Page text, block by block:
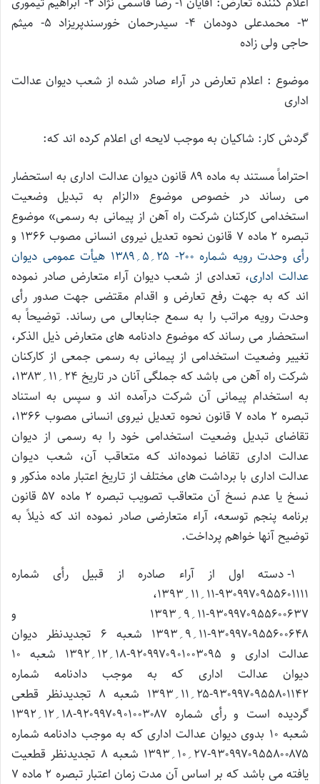
۳- محمدعلی دودمان ۴- سیدرحمان خورسندپریزاد ۵- میثم
حاجی ولی زاده
موضوع : اعلام تعارض در آراء صادر شده از شعب دیوان عدالت
اداری
گردش کار: شاکیان به موجب لایحه ای اعلام کرده اند که:
احتراماً مستند به ماده ۸۹ قانون دیوان عدالت اداری به استحضار
می رساند در خصوص موضوع «الزام به تبدیل وضعیت
استخدامی کارکنان شرکت راه آهن از پیمانی به رسمی» موضوع
تبصره ۲ ماده ۷ قانون نحوه تعدیل نیروی انسانی مصوب ۱۳۶۶ و
رأی وحدت رویه شماره ۲۰۰- ۲۵؍۵؍۱۳۸۹ هیأت عمومی دیوان
عدالت اداری، تعدادی از شعب دیوان آراء متعارض صادر نموده
اند که به جهت رفع تعارض و اقدام مقتضی جهت صدور رأی
وحدت رویه مراتب را به سمع جنابعالی می رساند. توضیحاً به
استحضار می رساند که موضوع دادنامه های متعارض ذیل الذکر،
تغییر وضعیت استخدامی از پیمانی به رسمی جمعی از کارکنان
شرکت راه آهن می باشد که جملگی آنان در تاریخ ۲۴؍۱۱؍۱۳۸۳،
به استخدام پیمانی آن شرکت درآمده اند و سپس به استناد
تبصره ۲ ماده ۷ قانون نحوه تعدیل نیروی انسانی مصوب ۱۳۶۶،
تقاضای تبدیل وضعیت استخدامی خود را به رسمی از دیوان
عدالت اداری تقاضا نموده‌اند کـه متعاقب آن، شعب دیـوان
عدالت اداری با برداشت های مختلف از تـاریخ اعتبار ماده مذکور و
نسخ یا عدم نسخ آن متعاقب تصویب تبصره ۲ ماده ۵۷ قانون
برنامه پنجم توسعه، آراء متعارضی صادر نموده اند که ذیلاً به
توضیح آنها خواهم پرداخت.
۱- دسته اول از آراء صادره از قبیل رأی شماره
۹۳۰۹۹۷۰۹۵۵۶۰۱۱۱۱-۱۱؍۱۱؍۱۳۹۳،
۹۳۰۹۹۷۰۹۵۵۶۰۰۶۳۷-۱۱؍۹؍۱۳۹۳ و
۹۳۰۹۹۷۰۹۵۵۶۰۰۶۴۸-۱۱؍۹؍۱۳۹۳ شعبه ۶ تجدیدنظر دیوان
عدالت اداری و ۹۲۰۹۹۷۰۹۰۱۰۰۳۰۹۵-۱۸؍۱۲؍۱۳۹۲ شعبه ۱۰
دیوان عدالت اداری که به موجب دادنامه شماره
۹۳۰۹۹۷۰۹۵۵۸۰۱۱۴۲-۲۵؍۱۱؍۱۳۹۳ شعبه ۸ تجدیدنظر قطعی
گردیده است و رأی شماره ۹۲۰۹۹۷۰۹۰۱۰۰۳۰۸۷-۱۸؍۱۲؍۱۳۹۲
شعبه ۱۰ بدوی دیوان عدالت اداری که به موجب دادنامه شماره
۹۳۰۹۹۷۰۹۵۵۸۰۰۸۷۵-۲۷؍۱۰؍۱۳۹۳ شعبه ۸ تجدیدنظر قطعیت
یافته می باشد که بر اساس آن مدت زمان اعتبار تبصره ۲ ماده ۷